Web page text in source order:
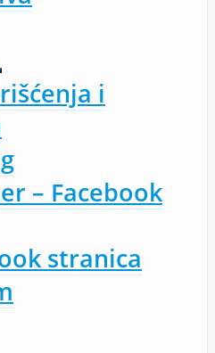
i
– Facebook
stranica